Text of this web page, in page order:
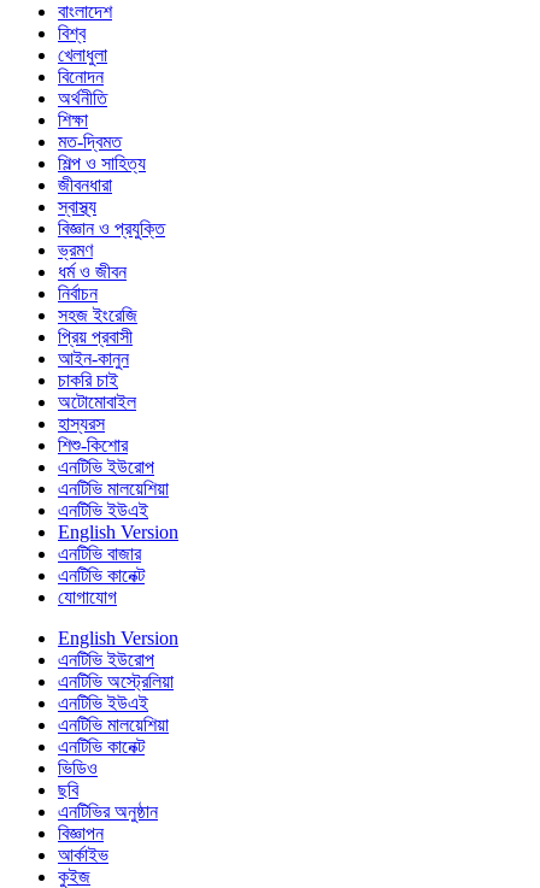
বাংলাদেশ
বিশ্ব
খেলাধুলা
বিনোদন
অর্থনীতি
শিক্ষা
মত-দ্বিমত
শিল্প ও সাহিত্য
জীবনধারা
স্বাস্থ্য
বিজ্ঞান ও প্রযুক্তি
ভ্রমণ
ধর্ম ও জীবন
নির্বাচন
সহজ ইংরেজি
প্রিয় প্রবাসী
আইন-কানুন
চাকরি চাই
অটোমোবাইল
হাস্যরস
শিশু-কিশোর
এনটিভি ইউরোপ
এনটিভি মালয়েশিয়া
এনটিভি ইউএই
English Version
এনটিভি বাজার
এনটিভি কানেক্ট
যোগাযোগ
English Version
এনটিভি ইউরোপ
এনটিভি অস্ট্রেলিয়া
এনটিভি ইউএই
এনটিভি মালয়েশিয়া
এনটিভি কানেক্ট
ভিডিও
ছবি
এনটিভির অনুষ্ঠান
বিজ্ঞাপন
আর্কাইভ
কুইজ